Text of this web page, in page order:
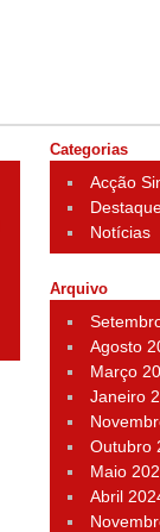
Categorias
Acção
Notícias
Arquivo
Agosto
Março
Janeiro
Outubro
Maio
Abril